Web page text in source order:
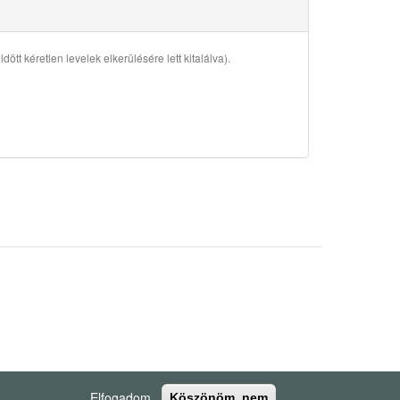
kéretlen levelek elkerülésére lett kitalálva).